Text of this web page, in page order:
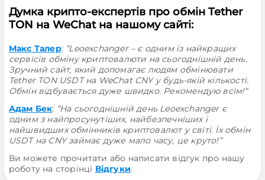
Думка крипто-експертів про обмін Tether
TON на WeChat на нашому сайті:
Макс Талер: “Leoexchanger – є одним із найкращих
сервісів обміну криптовалюти на сьогоднішній день.
Зручний сайт, який допомагає людям обмінювати
Tether TON USDT на WeChat CNY у будь-якій кількості.
Обмін відбувається дуже швидко. Рекомендую всім!“
Адам Бек: “На сьогоднішній день Leoexchanger є
одним з найпросунутіших, найбезпечніших і
найшвидших обмінників криптовалют у світі. Їх обмін
USDT на CNY займає дуже мало часу, це круто!”
Ви можете прочитати або написати відгук про нашу
роботу на сторінці Відгуки.